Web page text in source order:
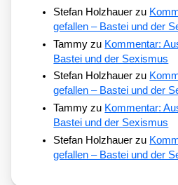
Stefan Holzhauer zu
gefallen – Bastei und der
Tammy zu Kommentar:
Bastei und der Sexismus
Stefan Holzhauer zu
gefallen – Bastei und der
Tammy zu Kommentar:
Bastei und der Sexismus
Stefan Holzhauer zu
gefallen – Bastei und der